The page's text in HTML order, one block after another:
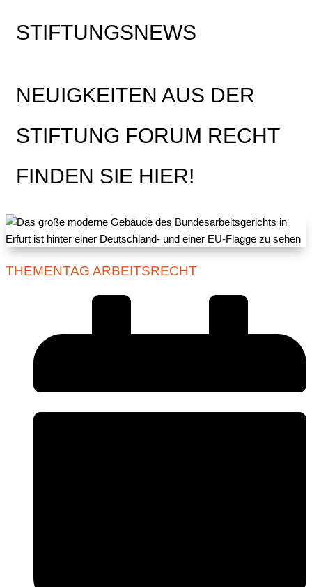
STIFTUNGSNEWS
NEUIGKEITEN AUS DER
STIFTUNG FORUM RECHT
FINDEN SIE HIER!
THEMENTAG ARBEITSRECHT